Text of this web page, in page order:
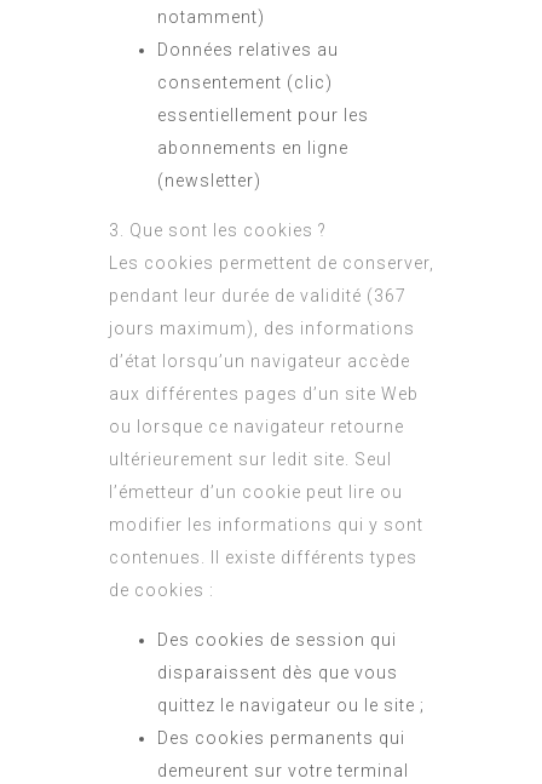
notamment)
Données relatives au
consentement (clic)
essentiellement pour les
abonnements en ligne
(newsletter)
3. Que sont les cookies ?
Les cookies permettent de conserver,
pendant leur durée de validité (367
jours maximum), des informations
d’état lorsqu’un navigateur accède
aux différentes pages d’un site Web
ou lorsque ce navigateur retourne
ultérieurement sur ledit site. Seul
l’émetteur d’un cookie peut lire ou
modifier les informations qui y sont
contenues. Il existe différents types
de cookies :
Des cookies de session qui
disparaissent dès que vous
quittez le navigateur ou le site ;
Des cookies permanents qui
demeurent sur votre terminal